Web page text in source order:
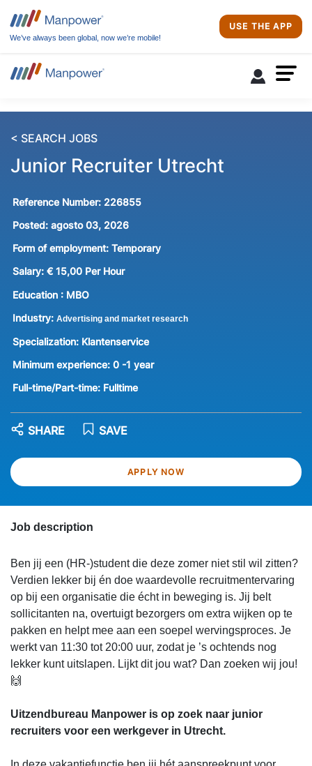
We’ve always been global, now we’re mobile!
USE THE APP
< SEARCH JOBS
Junior Recruiter Utrecht
Reference Number: 226855
Posted: agosto 03, 2026
Form of employment: Temporary
Salary: € 15,00 Per Hour
Education : MBO
Industry: Advertising and market research
Specialization: Klantenservice
Minimum experience: 0 -1 year
Full-time/Part-time: Fulltime
APPLY NOW
SAVE
SHARE
Job description
Ben jij een (HR-)student die deze zomer niet stil wil zitten?
Verdien lekker bij én doe waardevolle recruitmentervaring
op bij een organisatie die écht in beweging is. Jij belt
sollicitanten na, overtuigt bezorgers om extra wijken op te
pakken en helpt mee aan een soepel wervingsproces. Je
werkt van 11:30 tot 20:00 uur, zodat je ’s ochtends nog
lekker kunt uitslapen. Lijkt dit jou wat? Dan zoeken wij jou!
🙌
Uitzendbureau Manpower is op zoek naar junior
recruiters voor een werkgever in Utrecht.